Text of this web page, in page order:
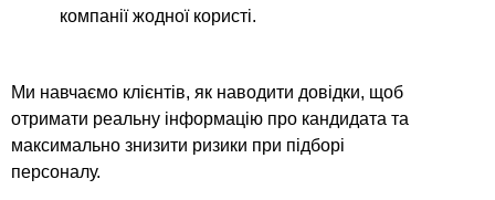
Ми навчаємо клієнтів, як наводити довідки, щоб
отримати реальну інформацію про кандидата та
максимально знизити ризики при підборі
персоналу.
компанії жодної користі.